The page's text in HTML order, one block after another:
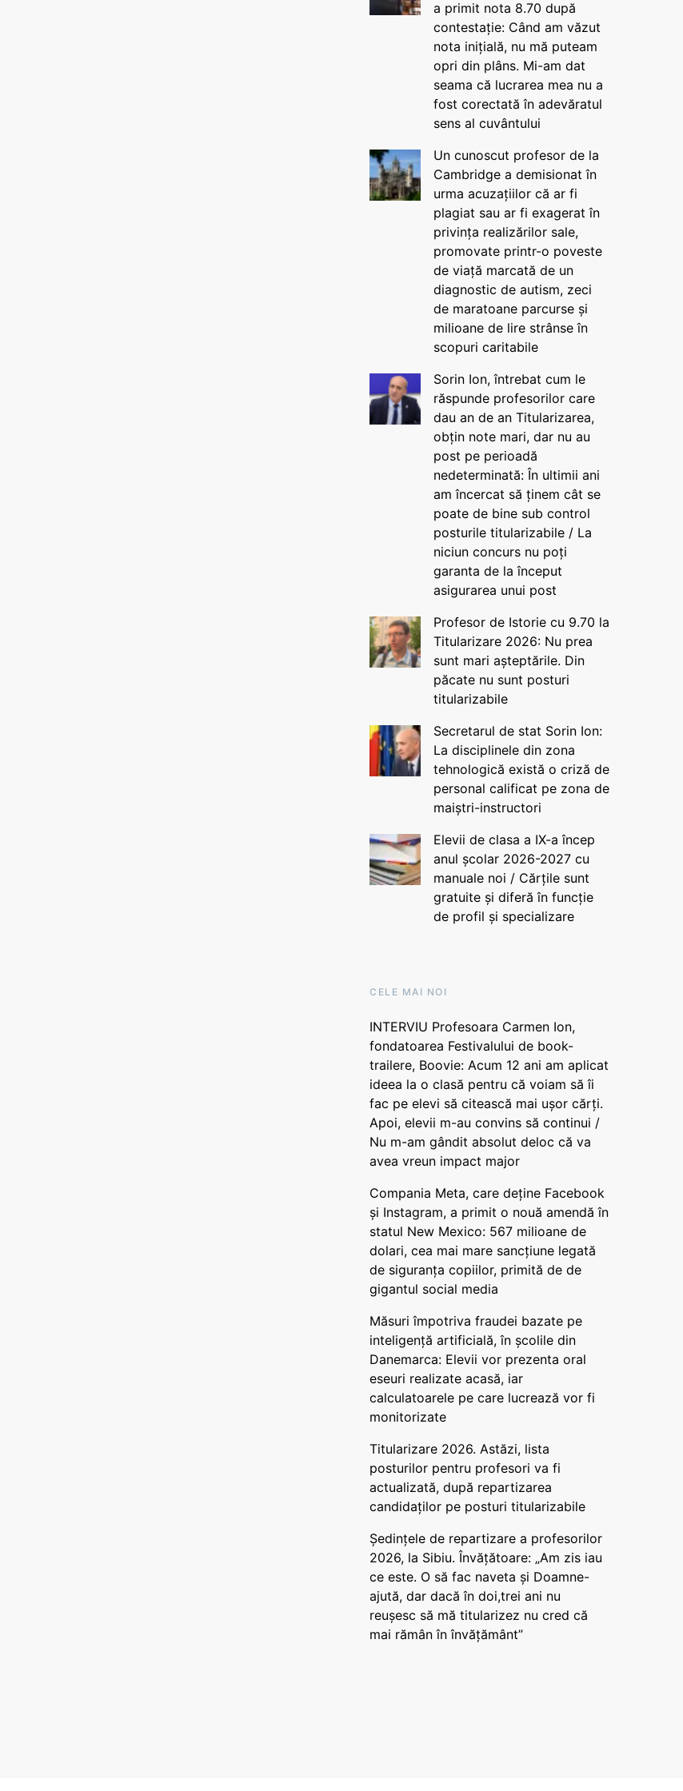
a primit nota 8.70 după
contestație: Când am văzut
nota inițială, nu mă puteam
opri din plâns. Mi-am dat
seama că lucrarea mea nu a
fost corectată în adevăratul
sens al cuvântului
Un cunoscut profesor de la
Cambridge a demisionat în
urma acuzațiilor că ar fi
plagiat sau ar fi exagerat în
privința realizărilor sale,
promovate printr-o poveste
de viață marcată de un
diagnostic de autism, zeci
de maratoane parcurse și
milioane de lire strânse în
scopuri caritabile
Sorin Ion, întrebat cum le
răspunde profesorilor care
dau an de an Titularizarea,
obțin note mari, dar nu au
post pe perioadă
nedeterminată: În ultimii ani
am încercat să ținem cât se
poate de bine sub control
posturile titularizabile / La
niciun concurs nu poți
garanta de la început
asigurarea unui post
Profesor de Istorie cu 9.70 la
Titularizare 2026: Nu prea
sunt mari așteptările. Din
păcate nu sunt posturi
titularizabile
Secretarul de stat Sorin Ion:
La disciplinele din zona
tehnologică există o criză de
personal calificat pe zona de
maiștri-instructori
Elevii de clasa a IX-a încep
anul școlar 2026-2027 cu
manuale noi / Cărțile sunt
gratuite și diferă în funcție
de profil și specializare
CELE MAI NOI
INTERVIU Profesoara Carmen Ion,
fondatoarea Festivalului de book-
trailere, Boovie: Acum 12 ani am aplicat
ideea la o clasă pentru că voiam să îi
fac pe elevi să citească mai ușor cărți.
Apoi, elevii m-au convins să continui /
Nu m-am gândit absolut deloc că va
avea vreun impact major
Compania Meta, care deține Facebook
și Instagram, a primit o nouă amendă în
statul New Mexico: 567 milioane de
dolari, cea mai mare sancțiune legată
de siguranța copiilor, primită de de
gigantul social media
Măsuri împotriva fraudei bazate pe
inteligență artificială, în școlile din
Danemarca: Elevii vor prezenta oral
eseuri realizate acasă, iar
calculatoarele pe care lucrează vor fi
monitorizate
Titularizare 2026. Astăzi, lista
posturilor pentru profesori va fi
actualizată, după repartizarea
candidaților pe posturi titularizabile
Ședințele de repartizare a profesorilor
2026, la Sibiu. Învățătoare: „Am zis iau
ce este. O să fac naveta și Doamne-
ajută, dar dacă în doi,trei ani nu
reușesc să mă titularizez nu cred că
mai rămân în învățământ”